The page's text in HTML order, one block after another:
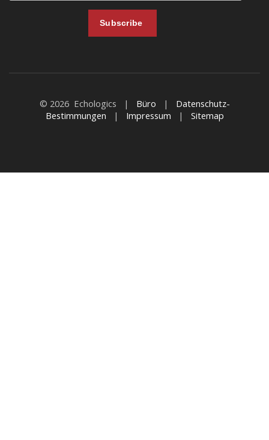
© 2026 Echologics | Büro | Datenschutz-
Bestimmungen | Impressum | Sitemap